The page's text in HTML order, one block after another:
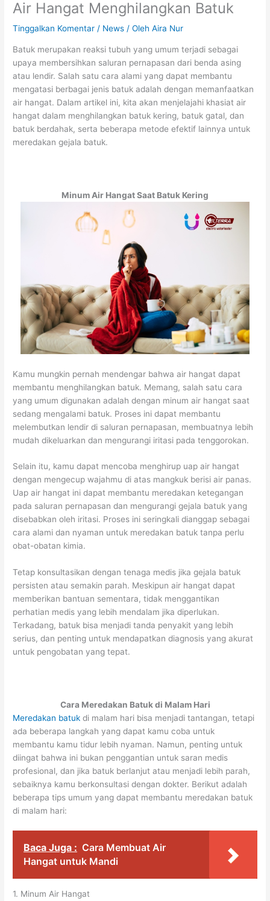
Air Hangat Menghilangkan Batuk
Tinggalkan Komentar / News / OlehAira Nur
Batuk merupakan reaksi tubuh yang umum terjadi sebagai
upaya membersihkan saluran pernapasan dari benda asing
atau lendir. Salah satu cara alami yang dapat membantu
mengatasi berbagai jenis batuk adalah dengan memanfaatkan
air hangat. Dalam artikel ini, kita akan menjelajahi khasiat air
hangat dalam menghilangkan batuk kering, batuk gatal, dan
batuk berdahak, serta beberapa metode efektif lainnya untuk
meredakan gejala batuk.
Minum Air Hangat Saat Batuk Kering
Kamu mungkin pernah mendengar bahwa air hangat dapat
membantu menghilangkan batuk. Memang, salah satu cara
yang umum digunakan adalah dengan minum air hangat saat
sedang mengalami batuk. Proses ini dapat membantu
melembutkan lendir di saluran pernapasan, membuatnya lebih
mudah dikeluarkan dan mengurangi iritasi pada tenggorokan.
Selain itu, kamu dapat mencoba menghirup uap air hangat
dengan mengecup wajahmu di atas mangkuk berisi air panas.
Uap air hangat ini dapat membantu meredakan ketegangan
pada saluran pernapasan dan mengurangi gejala batuk yang
disebabkan oleh iritasi. Proses ini seringkali dianggap sebagai
cara alami dan nyaman untuk meredakan batuk tanpa perlu
obat-obatan kimia.
Tetap konsultasikan dengan tenaga medis jika gejala batuk
persisten atau semakin parah. Meskipun air hangat dapat
memberikan bantuan sementara, tidak menggantikan
perhatian medis yang lebih mendalam jika diperlukan.
Terkadang, batuk bisa menjadi tanda penyakit yang lebih
serius, dan penting untuk mendapatkan diagnosis yang akurat
untuk pengobatan yang tepat.
Cara Meredakan Batuk di Malam Hari
Meredakan batuk di malam hari bisa menjadi tantangan, tetapi
ada beberapa langkah yang dapat kamu coba untuk
membantu kamu tidur lebih nyaman. Namun, penting untuk
diingat bahwa ini bukan penggantian untuk saran medis
profesional, dan jika batuk berlanjut atau menjadi lebih parah,
sebaiknya kamu berkonsultasi dengan dokter. Berikut adalah
beberapa tips umum yang dapat membantu meredakan batuk
di malam hari:
Baca Juga : Cara Membuat Air
Hangat untuk Mandi
1. Minum Air Hangat